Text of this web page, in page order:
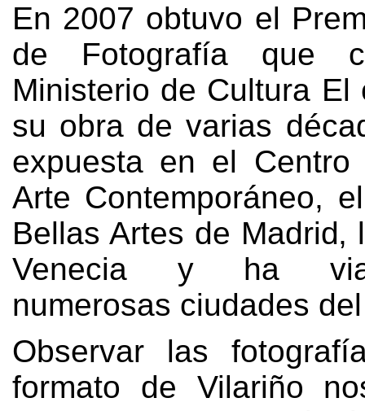
En 2007 obtuvo el
de Fotografía que
Ministerio de Cultura El
su obra de varias
expuesta en el Centro
Arte Contemporáneo,
Bellas Artes de Madrid,
Venecia y ha
numerosas ciudades
Observar las
formato de Vilariño